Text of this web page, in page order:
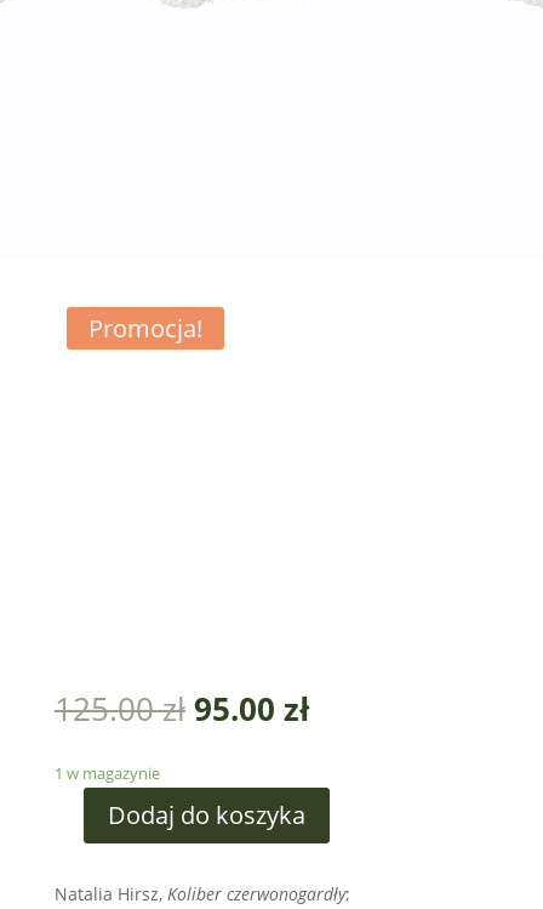
Promocja!
125.00zł 95.00 zł
1 w magazynie
Dodaj do koszyka
Natalia Hirsz, Koliber czerwonogardły;